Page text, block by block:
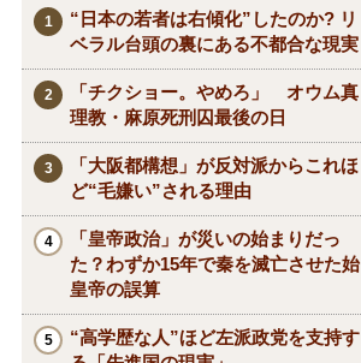
“日本の若者は右傾化”したのか? リ
ベラル台頭の裏にある不都合な現実
「チクショー。やめろ」 オウム真
理教・麻原死刑囚最後の日
「大阪都構想」が反対派からこれほ
ど“毛嫌い”される理由
「皇帝政治」が災いの始まりだっ
た？わずか15年で秦を滅亡させた始
皇帝の誤算
“高学歴な人”ほど左派政党を支持す